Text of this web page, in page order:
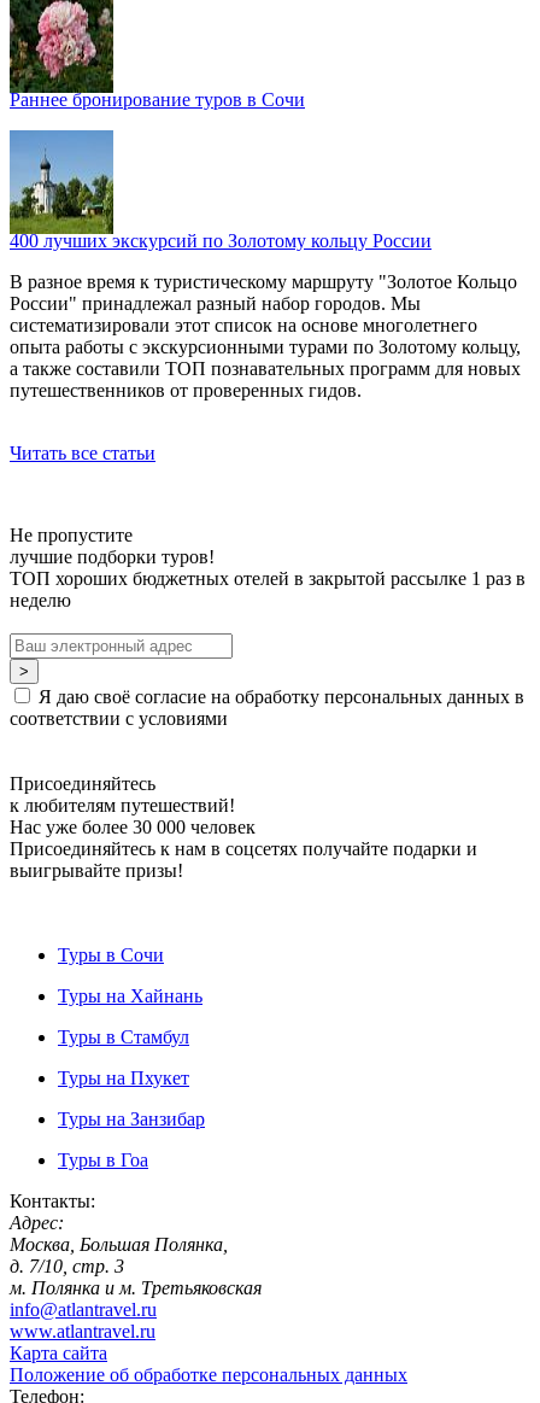
Раннее бронирование туров в Сочи
400 лучших экскурсий по Золотому кольцу России
В разное время к туристическому маршруту "Золотое Кольцо
России" принадлежал разный набор городов. Мы
систематизировали этот список на основе многолетнего
опыта работы с экскурсионными турами по Золотому кольцу,
а также составили ТОП познавательных программ для новых
путешественников от проверенных гидов.
Читать все статьи
Не пропустите
лучшие подборки туров!
ТОП хороших бюджетных отелей в закрытой рассылке 1 раз в
неделю
Я даю своё согласие на обработку персональных данных в
соответствии с условиями
Присоединяйтесь
к любителям путешествий!
Нас уже более 30 000 человек
Присоединяйтесь к нам в соцсетях получайте подарки и
выигрывайте призы!
Туры в Сочи
Туры на Хайнань
Туры в Стамбул
Туры на Пхукет
Туры на Занзибар
Туры в Гоа
Контакты:
Адрес:
Москва, Большая Полянка,
д. 7/10, стр. 3
м. Полянка и м. Третьяковская
info@atlantravel.ru
www.atlantravel.ru
Карта сайта
Положение об обработке персональных данных
Телефон: